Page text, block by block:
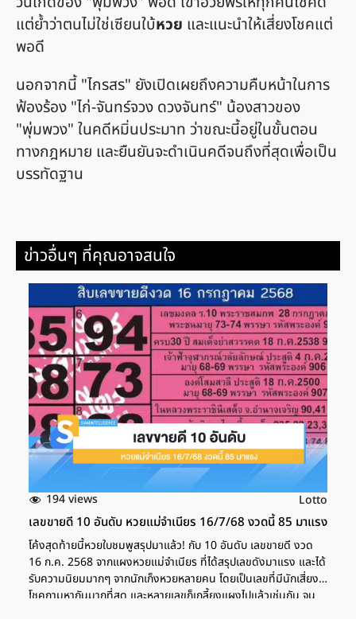
แต่ย้ำว่าตนไม่ใช่เซียนใบ้หวย และแนะนำให้เสี่ยงโชคแต่
พอดี
นอกจากนี้ "ไกรสร" ยังเปิดเผยถึงความคืบหน้าในการ
ฟ้องร้อง "ไก่-จันทร์จวง ดวงจันทร์" น้องสาวของ
"พุ่มพวง" ในคดีหมิ่นประมาท ว่าขณะนี้อยู่ในขั้นตอน
ทางกฎหมาย และยืนยันจะดำเนินคดีจนถึงที่สุดเพื่อเป็น
บรรทัดฐาน
ข่าวอื่นๆ ที่คุณอาจสนใจ
194 views Lotto
เลขขายดี 10 อันดับ หวยแม่จำเนียร 16/7/68 งวดนี้ 85 มาแรง
โค้งสุดท้ายนี้หวยใบชมพูสรุปมาแล้ว! กับ 10 อันดับ เลขขายดี งวด
16 ก.ค.​ 2568 จากแผงหวยแม่จำเนียร ที่ได้สรุปเลขดังมาแรง และได้
รับความนิยมมากๆ จากนักเก็งหวยหลายคน โดยเป็นเลขที่มีนักเสี่ยง
โชคถามหากันมากที่สุด และหลายเลขก็เกลี้ยงแผงไปแล้วเช่นกัน จน